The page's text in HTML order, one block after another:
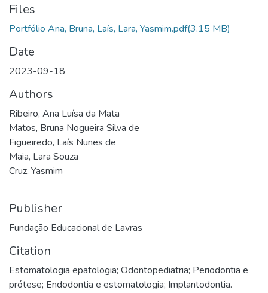
Files
Portfólio Ana, Bruna, Laís, Lara, Yasmim.pdf(3.15 MB)
Date
2023-09-18
Authors
Ribeiro, Ana Luísa da Mata
Matos, Bruna Nogueira Silva de
Figueiredo, Laís Nunes de
Maia, Lara Souza
Cruz, Yasmim
Publisher
Fundação Educacional de Lavras
Citation
Estomatologia epatologia; Odontopediatria; Periodontia e
prótese; Endodontia e estomatologia; Implantodontia.